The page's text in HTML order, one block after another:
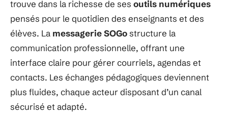
trouve dans la richesse de ses outils numériques
pensés pour le quotidien des enseignants et des
élèves. La messagerie SOGostructure la
communication professionnelle, offrant une
interface claire pour gérer courriels, agendas et
contacts. Les échanges pédagogiques deviennent
plus fluides, chaque acteur disposant d’un canal
sécurisé et adapté.